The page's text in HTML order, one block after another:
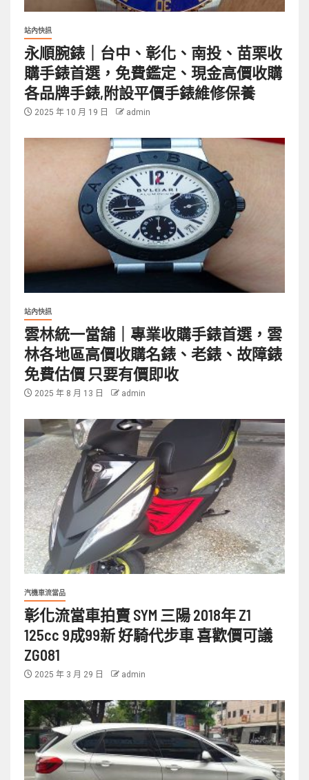
站內快訊
永順腕錶｜台中、彰化、南投、苗栗收
購手錶首選，免費鑑定、現金高價收購
各品牌手錶,附設平價手錶維修保養
2025 年 10 月 19 日 admin
站內快訊
雲林統一當舖｜專業收購手錶首選，雲
林各地區高價收購名錶、老錶、故障錶
免費估價 只要有價即收
2025 年 8 月 13 日 admin
汽機車流當品
彰化流當車拍賣 SYM 三陽 2018年 Z1
125cc 9成99新 好騎代步車 喜歡價可議
ZG081
2025 年 3 月 29 日 admin